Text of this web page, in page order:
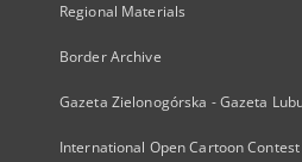
Regional Materials
Border Archive
Gazeta Zielonogórska - Gazeta
International Open Cartoon Contest